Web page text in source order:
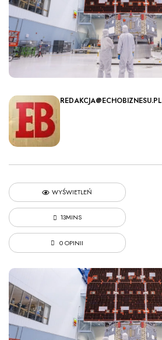
REDAKCJA@ECHOBIZNESU.PL
WYŚWIETLEŃ
13MINS
0 OPINII